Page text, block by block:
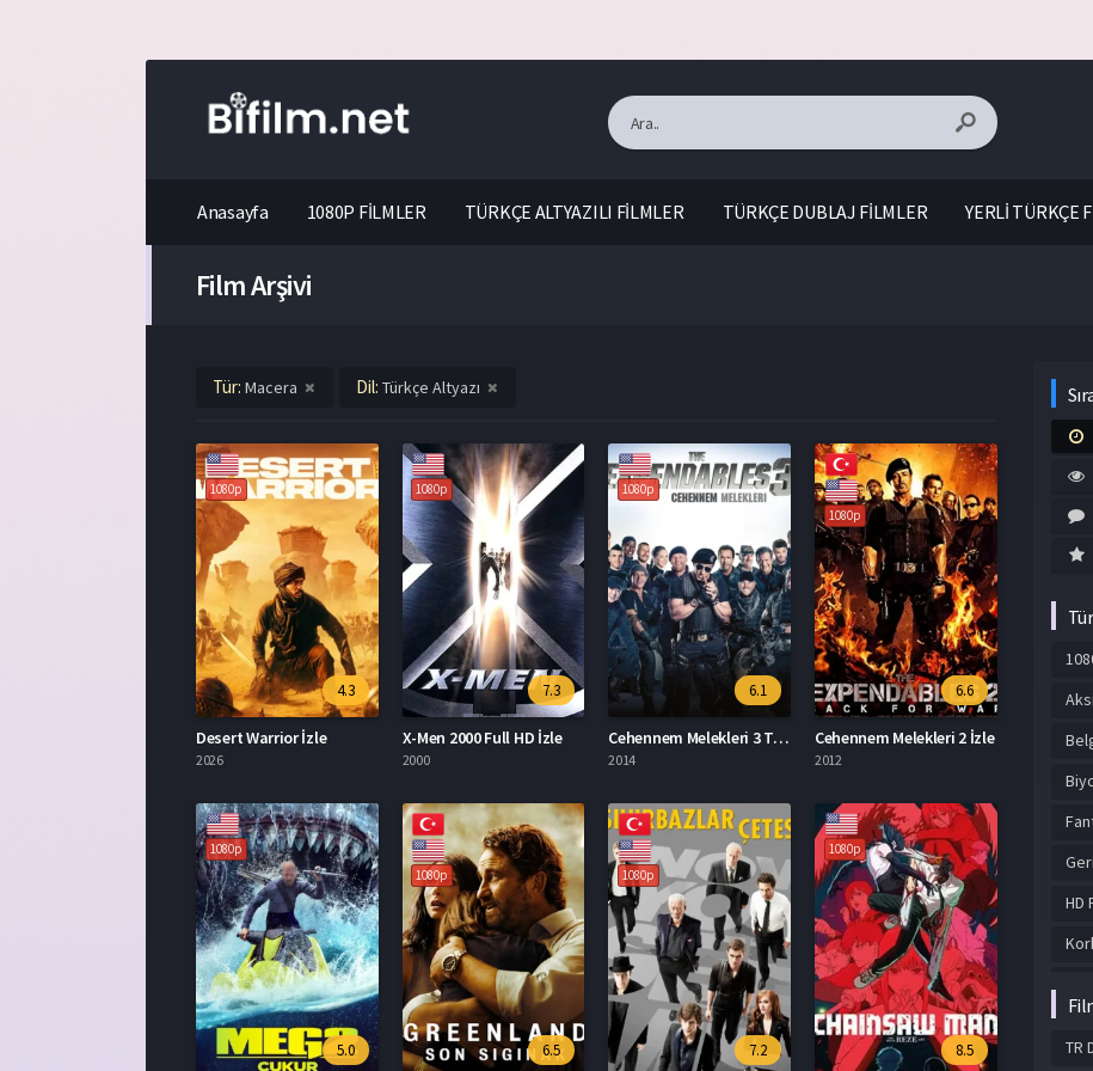
Anasayfa 1080P FİLMLER TÜRKÇE ALTYAZILI FİLMLER TÜRKÇE DUBLAJ FİLMLER YERLİ TÜRKÇE
Film Arşivi
Tür: Macera Dil: Türkçe Altyazı
1080p
4.3
Desert Warrior İzle
2026
1080p
7.3
X-Men 2000 Full HD İzle
2000
1080p
6.1
Cehennem Melekleri 3 Türkçe Dublaj İzle
2014
1080p
6.6
Cehennem Melekleri 2 İzle
2012
1080p
5.0
1080p
6.5
1080p
7.2
1080p
8.5
HD
TR